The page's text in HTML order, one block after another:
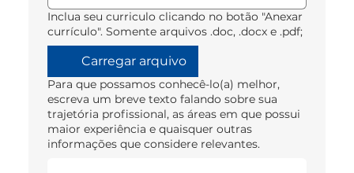
Inclua seu curriculo clicando no botão "Anexar
currículo". Somente arquivos .doc, .docx e .pdf;
Carregar arquivo
Para que possamos conhecê-lo(a) melhor,
escreva um breve texto falando sobre sua
trajetória profissional, as áreas em que possui
maior experiência e quaisquer outras
informações que considere relevantes.